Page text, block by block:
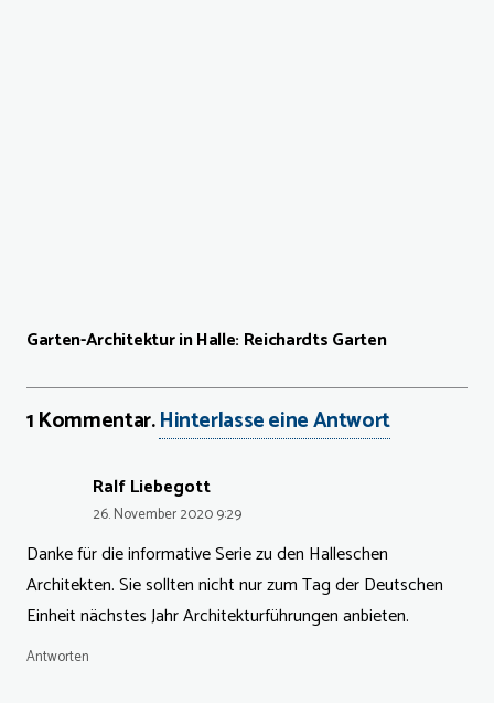
Garten-Architektur in Halle: Reichardts Garten
1Kommentar.Hinterlasse eine Antwort
Ralf Liebegott
26. November 2020 9:29
Danke für die informative Serie zu den Halleschen
Architekten. Sie sollten nicht nur zum Tag der Deutschen
Einheit nächstes Jahr Architekturführungen anbieten.
Antworten